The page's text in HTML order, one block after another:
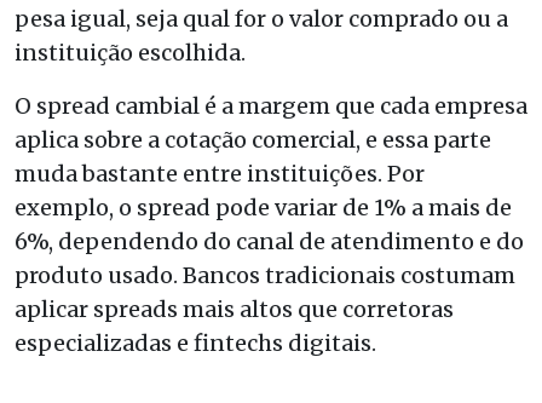
pesa igual, seja qual for o valor comprado ou a
instituição escolhida.
O spread cambial é a margem que cada empresa
aplica sobre a cotação comercial, e essa parte
muda bastante entre instituições. Por
exemplo, o spread pode variar de 1% a mais de
6%, dependendo do canal de atendimento e do
produto usado. Bancos tradicionais costumam
aplicar spreads mais altos que corretoras
especializadas e fintechs digitais.